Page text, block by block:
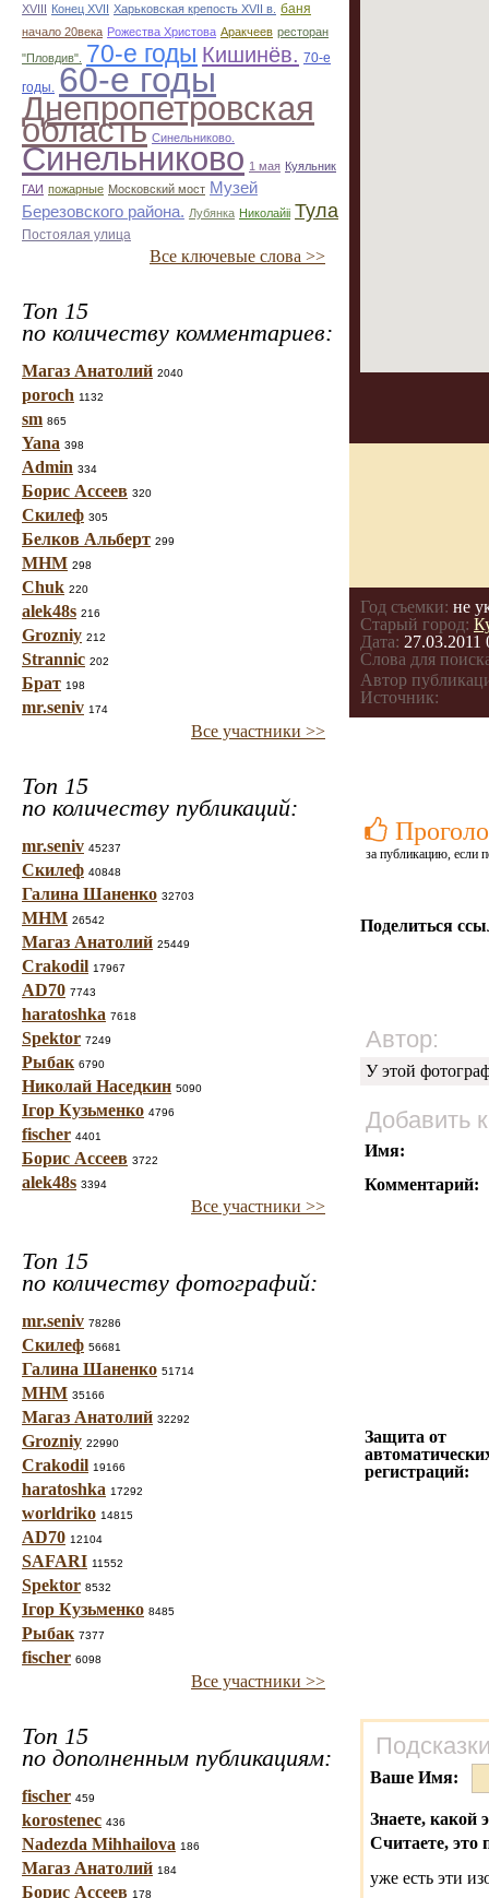
XVIII Конец XVII Харьковская крепость XVII в. баня
начало 20века Рожества Христова Аракчеев ресторан
"Пловдив".
70-е годы Кишинёв. 70-е
годы. 60-е годы
Днепропетровская
область Синельниково.
Синельниково 1 мая Куяльник
ГАИ пожарные Московский мост Музей
Березовского района. Лубянка Николайii Тула
Постоялая улица
Все ключевые слова >>
Топ 15
по количеству комментариев:
Магаз Анатолий 2040
poroch 1132
sm 865
Yana 398
Admin 334
Борис Ассеев 320
Скилеф 305
Белков Альберт 299
МНМ 298
Chuk 220
alek48s 216
Grozniy 212
Strannic 202
Брат 198
mr.seniv 174
Все участники >>
Топ 15
по количеству публикаций:
mr.seniv 45237
Скилеф 40848
Галина Шаненко 32703
МНМ 26542
Магаз Анатолий 25449
Crakodil 17967
AD70 7743
haratoshka 7618
Spektor 7249
Рыбак 6790
Николай Наседкин 5090
Ігор Кузьменко 4796
fischer 4401
Борис Ассеев 3722
alek48s 3394
Все участники >>
Топ 15
по количеству фотографий:
mr.seniv 78286
Скилеф 56681
Галина Шаненко 51714
МНМ 35166
Магаз Анатолий 32292
Grozniy 22990
Crakodil 19166
haratoshka 17292
worldriko 14815
AD70 12104
SAFARI 11552
Spektor 8532
Ігор Кузьменко 8485
Рыбак 7377
fischer 6098
Все участники >>
Топ 15
по дополненным публикациям:
fischer 459
korostenec 436
Nadezda Mihhailova 186
Магаз Анатолий 184
Борис Ассеев 178
Год съемки: не
Старый город:
Дата: 27.03.2011
Слова для
Автор
Источник:
за публикацию, если
Поделиться
Автор:
У этой
Добавить
Имя:
Комментарий:
Защита от
регистраций:
Ваше Имя:
Знаете, какой
Считаете, это
уже есть эти